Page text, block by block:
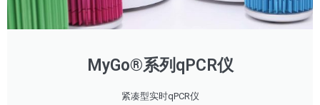
MyGo®系列qPCR仪
紧凑型实时qPCR仪